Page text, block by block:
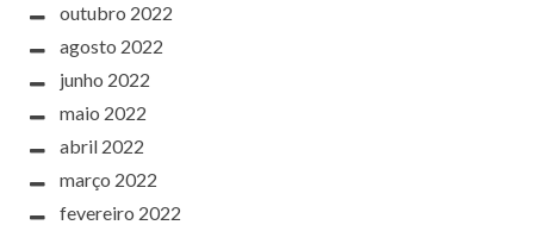
outubro 2022
agosto 2022
junho 2022
maio 2022
abril 2022
março 2022
fevereiro 2022